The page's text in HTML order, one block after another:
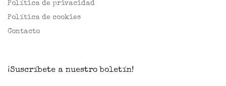
Política de privacidad
Política de cookies
Contacto
¡Suscríbete a nuestro boletín!